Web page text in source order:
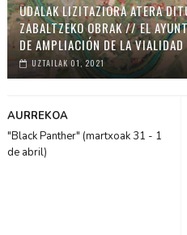
UDALAK LIZITAZIORA ATERA
ZABALTZEKO OBRAK // EL
DE AMPLIACIÓN DE LA
UZTAILAK 01, 2021
AURREKOA
"Black Panther" (martxoak 31 - 1
de abril)